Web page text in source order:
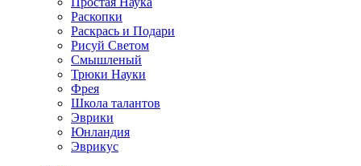
Раскопки
Раскрась и Подари
Рисуй Светом
Смышленый
Трюки Науки
Фрея
Школа талантов
Эврики
Юнландия
Эврикус